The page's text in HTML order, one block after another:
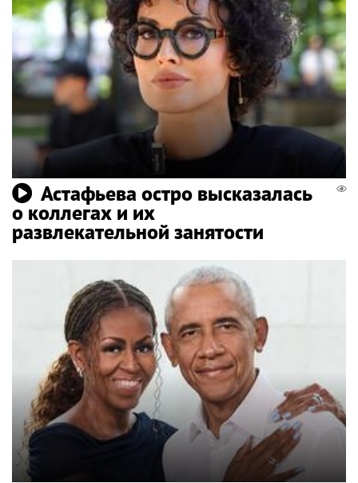
Астафьева остро высказалась
о коллегах и их
развлекательной занятости